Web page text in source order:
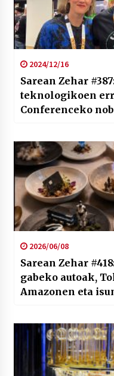
2024/12/16
Sarean Zehar #387: [2024ko
teknologikoen
Conferenceko
2026/06/08
Sarean Zehar
gabeko autoak,
Amazonen eta